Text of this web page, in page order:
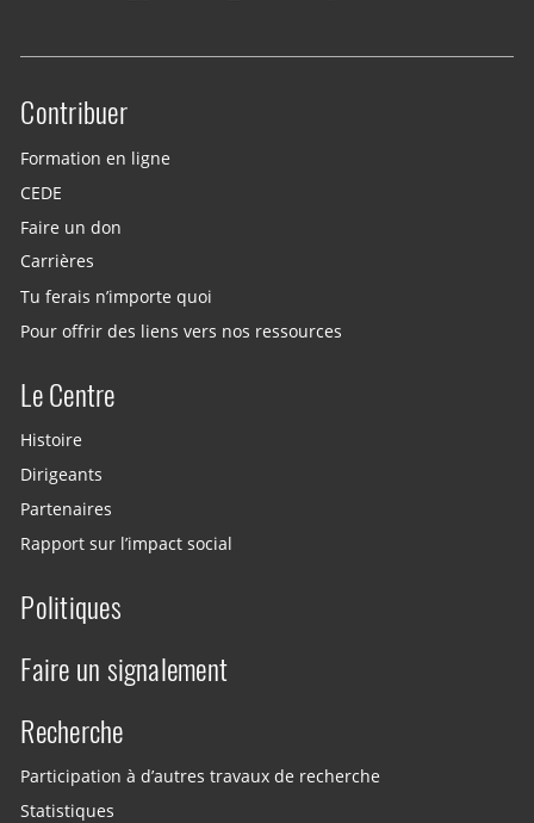
Site menu
Contribuer
Formation en ligne
CEDE
Faire un don
Carrières
Tu ferais n’importe quoi
Pour offrir des liens vers nos ressources
Le Centre
Histoire
Dirigeants
Partenaires
Rapport sur l’impact social
Politiques
Faire un signalement
Recherche
Participation à d’autres travaux de recherche
Statistiques